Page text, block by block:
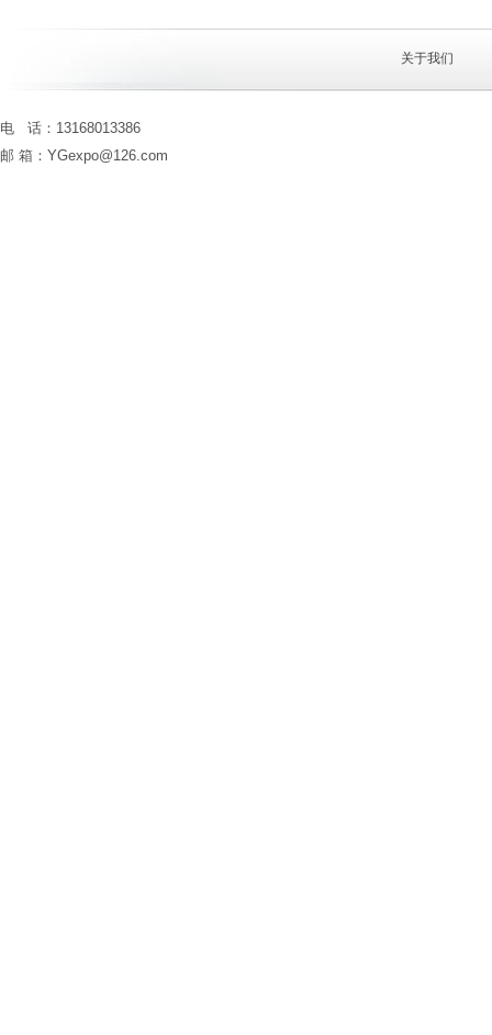
关于我们
电 话：13168013386
邮 箱：YGexpo@126.com